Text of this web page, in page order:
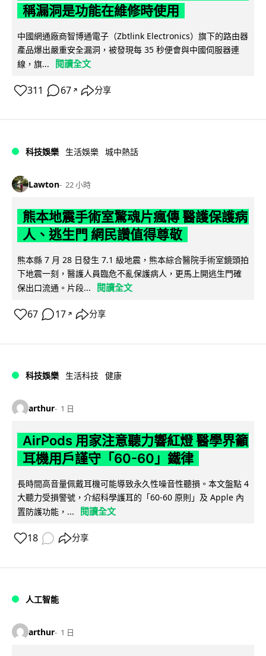
稱漏洞是功能在維修時使用
中國網通廠商智博通電子（Zbtlink Electronics）旗下的路由器
產品爆出嚴重安全漏洞，被發現每 35 秒便會與中國伺服器連
線，旗...
閱讀全文
311 67 ↗ 分享
科技娛樂 生活娛樂 城中熱話
Lawton 22 小時
熊本地震手術室驚魂片瘋傳 醫護保護病
人、逃生門 網民讚值得尊敬
熊本縣 7 月 28 日發生 7.1 級地震，熊本綜合醫院手術室鏡頭拍
下地震一刻，醫護人員臨危不亂保護病人，更馬上開逃生門確
保出口流通。片段...
閱讀全文
67 17 ↗ 分享
科技娛樂 生活科技 健康
arthur 1 日
AirPods 用家注意聽力響紅燈 醫學界籲
耳機用戶謹守「60-60」鐵律
長時間高音量佩戴耳機可能導致永久性噪音性聽損。本文盤點 4
大聽力受損警號，介紹科學護耳的「60-60 原則」及 Apple 內
置防護功能，...
閱讀全文
18 分享
人工智能
arthur 1 日